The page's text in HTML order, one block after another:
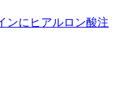
にヒアルロン酸注